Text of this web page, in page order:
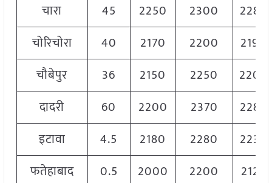
चारा
45 2250 2300
2280
चोरिचोरा
40 2170 2200
2190
चौबेपुर
36 2150 2250
2200
दादरी
60 2200 2370
2280
इटावा
4.5 2180 2280
2230
फतेहाबाद
0.5 2000 2200
2125